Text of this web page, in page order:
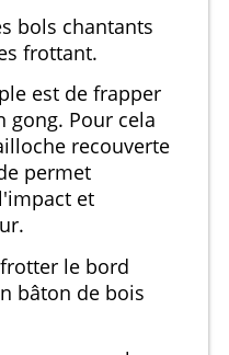
bols chantants
frottant.
est de frapper
gong. Pour cela
recouverte
permet
et
le bord
bâton de bois